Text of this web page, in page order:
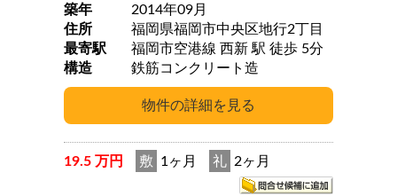
築年
2014年09月
住所
福岡県福岡市中央区地行2丁目
最寄駅
福岡市空港線 西新 駅 徒歩 5分
構造
鉄筋コンクリート造
19.5 万円 敷 1ヶ月 礼 2ヶ月